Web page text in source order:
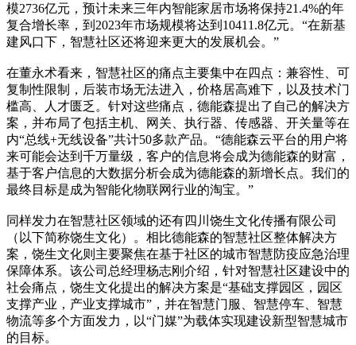
模2736亿元，预计未来三年内智能家居市场将保持21.4%的年
复合增长率，到2023年市场规模将达到10411.8亿元。“在新基
建风口下，智慧社区还将迎来更大的发展机会。”
在董永术看来，智慧社区的痛点主要集中在四点：兼容性、可
复制性限制，后装市场无法进入，价格居高难下，以及技术门
槛高、人才匮乏。针对这些痛点，德能森提出了自己的解决方
案，并布局了包括主机、网关、执行器、传感器、开关量等在
内“总线+无线设备”共计50多款产品。“德能森云平台的用户将
来可能会达到千万量级，客户的信息将会成为德能森的财富，
基于客户信息的大数据分析会成为德能森的新增长点。我们的
最终目标是成为智能化物联网行业的淘宝。”
同样发力在智慧社区领域的还有四川饶生文化传播有限公司
（以下简称饶生文化）。相比德能森的智慧社区整体解决方
案，饶生文化则主要聚焦在基于社区的城市智慧防疫应急治理
保障体系。该公司总经理杨志刚介绍，针对智慧社区建设中的
社会痛点，饶生文化提出的解决方案是“基础支撑园区，园区
支撑产业，产业支撑城市”，并在智慧门服、智慧停车、智慧
物流等多个方面发力，以“门媒”为载体实现建设新型智慧城市
的目标。